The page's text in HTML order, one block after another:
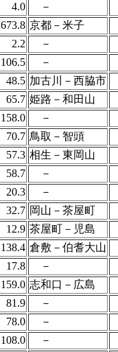
4.0
－
673.8 京都－米子
2.2
－
106.5
－
48.5 加古川－西脇市
65.7 姫路－和田山
158.0
－
70.7 鳥取－智頭
57.3 相生－東岡山
58.7
－
20.3
－
32.7 岡山－茶屋町
12.9 茶屋町－児島
138.4 倉敷－伯耆大山
17.8
－
159.0 志和口－広島
81.9
－
78.0
－
108.0
－